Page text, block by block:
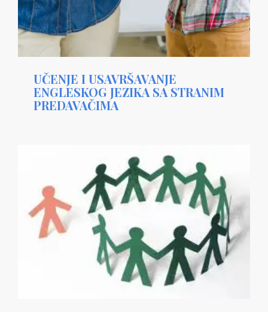
UČENJE I USAVRŠAVANJE
ENGLESKOG JEZIKA SA STRANIM
PREDAVAČIMA